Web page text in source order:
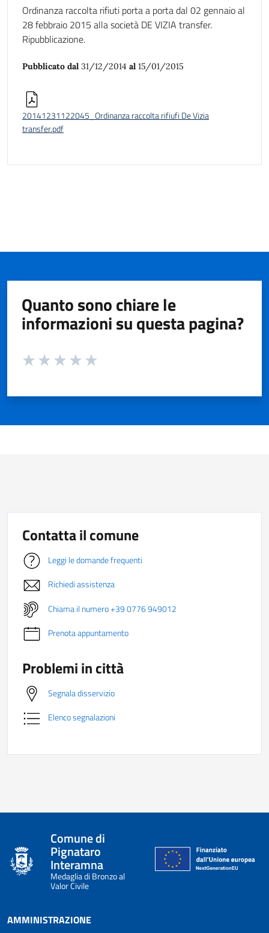
Ordinanza raccolta rifiuti porta a porta dal 02 gennaio al
28 febbraio 2015 alla società DE VIZIA transfer.
Ripubblicazione.
Pubblicato dal 31/12/2014 al 15/01/2015
20141231122045_Ordinanza raccolta rifiufi De Vizia
transfer.pdf
Quanto sono chiare le
informazioni su questa pagina?
Valuta da 1 a 5 stelle la pagina
Contatta il comune
Leggi le domande frequenti
Richiedi assistenza
Chiama il numero +39 0776 949012
Prenota appuntamento
Problemi in città
Segnala disservizio
Elenco segnalazioni
Comune di
Pignataro
Interamna
Medaglia di Bronzo al
Valor Civile
AMMINISTRAZIONE